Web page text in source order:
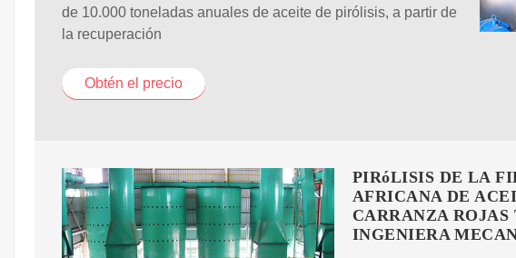
de 10.000 toneladas anuales de aceite de pirólisis, a partir de
la recuperación
Obtén el precio
PIRóLISIS DE LA
AFRICANA DE
CARRANZA
INGENIERA